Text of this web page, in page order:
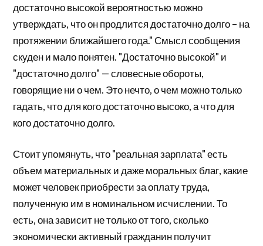
достаточно высокой вероятностью можно
утверждать, что он продлится достаточно долго – на
протяжении ближайшего года." Смысл сообщения
скуден и мало понятен. "Достаточно высокой" и
"достаточно долго" — словесные обороты,
говорящие ни о чем. Это нечто, о чем можно только
гадать, что для кого достаточно высоко, а что для
кого достаточно долго.
Стоит упомянуть, что "реальная зарплата" есть
объем материальных и даже моральных благ, какие
может человек приобрести за оплату труда,
полученную им в номинальном исчислении. То
есть, она зависит не только от того, сколько
экономически активный гражданин получит